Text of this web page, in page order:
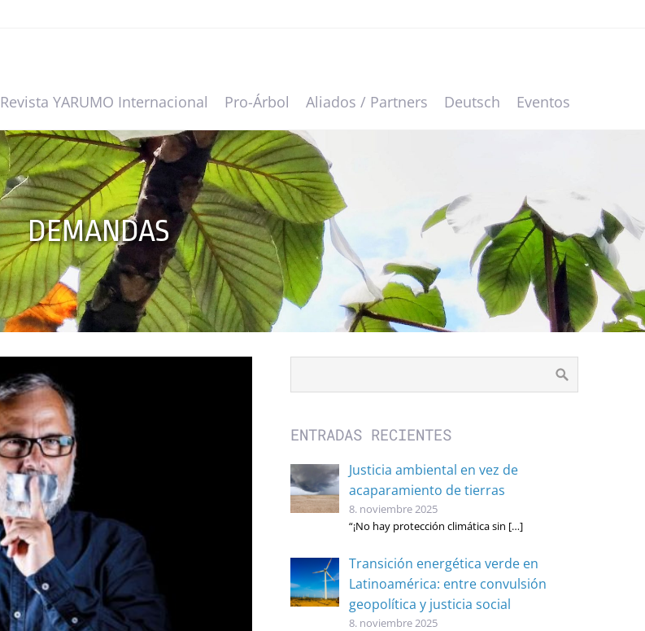
Revista YARUMO Internacional Pro-Árbol Aliados / Partners Deutsch Eventos
DEMANDAS
ENTRADAS RECIENTES
Justicia ambiental en vez de
acaparamiento de tierras
8. noviembre 2025
“¡No hay protección climática sin […]
Transición energética verde en
Latinoamérica: entre convulsión
geopolítica y justicia social
8. noviembre 2025